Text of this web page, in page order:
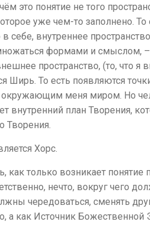
это понятие не того
уже чем-то заполнено. То
себе, внутреннее
формами и смыслом,
пространство, (то, что я
Ширь. То есть появляются
окружающим меня миром. Но
внутренний план Творения,
Творения.
Хорс.
как только возникает понятие
нечто, вокруг чего
чередоваться, сменять
а как Источник Божественной